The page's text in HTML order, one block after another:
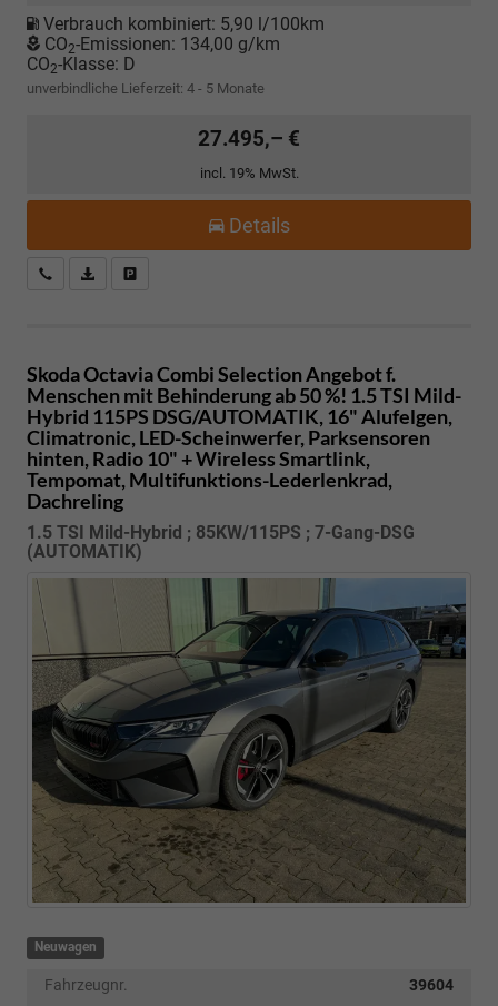
Verbrauch kombiniert: 5,90 l/100km
CO2-Emissionen: 134,00 g/km
CO2-Klasse: D
unverbindliche Lieferzeit: 4 - 5 Monate
27.495,– €
incl. 19% MwSt.
Details
Kostenloser Rückruf-Service
PDF-Datei, Fahrzeugexposé drucken
Skoda Octavia CombiSelection Angebot f.
Menschen mit Behinderung ab 50 %! 1.5 TSI Mild-
Hybrid 115PS DSG/AUTOMATIK, 16" Alufelgen,
Climatronic, LED-Scheinwerfer, Parksensoren
hinten, Radio 10" + Wireless Smartlink,
Tempomat, Multifunktions-Lederlenkrad,
Dachreling
1.5 TSI Mild-Hybrid ; 85KW/115PS ; 7-Gang-DSG
(AUTOMATIK)
Neuwagen
Fahrzeugnr.
39604